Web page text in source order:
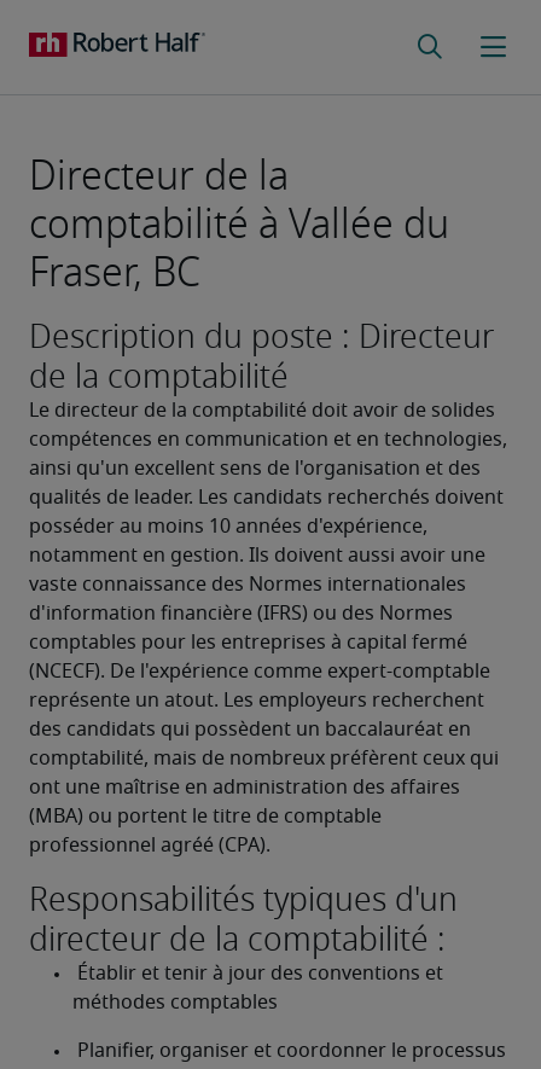
Directeur de la
comptabilité à Vallée du
Fraser, BC
Description du poste : Directeur
de la comptabilité
Le directeur de la comptabilité doit avoir de solides
compétences en communication et en technologies,
ainsi qu'un excellent sens de l'organisation et des
qualités de leader. Les candidats recherchés doivent
posséder au moins 10 années d'expérience,
notamment en gestion. Ils doivent aussi avoir une
vaste connaissance des Normes internationales
d'information financière (IFRS) ou des Normes
comptables pour les entreprises à capital fermé
(NCECF). De l'expérience comme expert-comptable
représente un atout. Les employeurs recherchent
des candidats qui possèdent un baccalauréat en
comptabilité, mais de nombreux préfèrent ceux qui
ont une maîtrise en administration des affaires
(MBA) ou portent le titre de comptable
professionnel agréé (CPA).
Responsabilités typiques d'un
directeur de la comptabilité :
méthodes comptables